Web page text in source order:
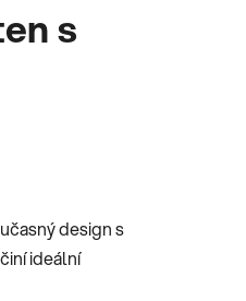
s
design s
ideální